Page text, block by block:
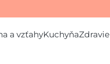
a vzťahyKuchyňaZdravie